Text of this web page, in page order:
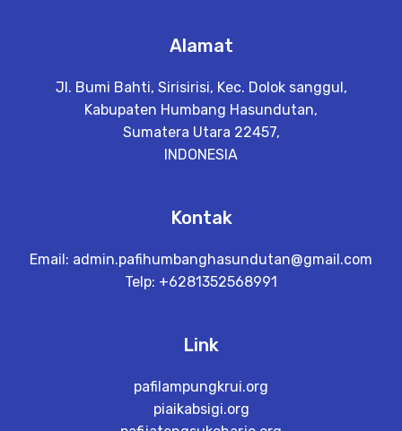
Alamat
Jl. Bumi Bahti, Sirisirisi, Kec. Dolok sanggul,
Kabupaten Humbang Hasundutan,
Sumatera Utara 22457,
INDONESIA
Kontak
Email: admin.pafihumbanghasundutan@gmail.com
Telp: +6281352568991
Link
pafilampungkrui.org
piaikabsigi.org